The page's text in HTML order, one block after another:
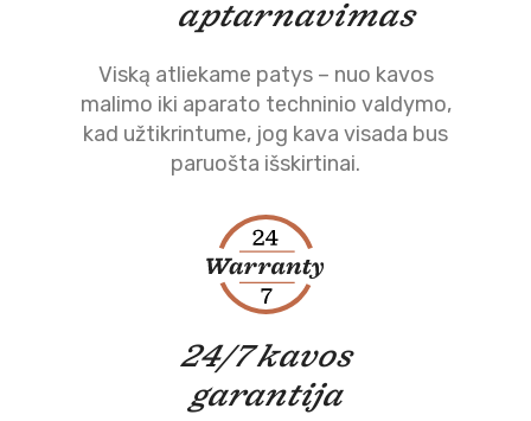
aptarnavimas
Viską atliekame patys – nuo kavos
malimo iki aparato techninio valdymo,
kad užtikrintume, jog kava visada bus
paruošta išskirtinai.
24/7 kavos
garantija